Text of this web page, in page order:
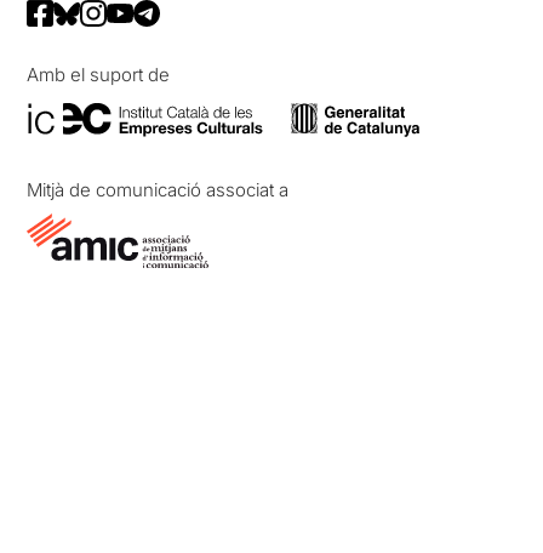
Amb el suport de
Mitjà de comunicació associat a